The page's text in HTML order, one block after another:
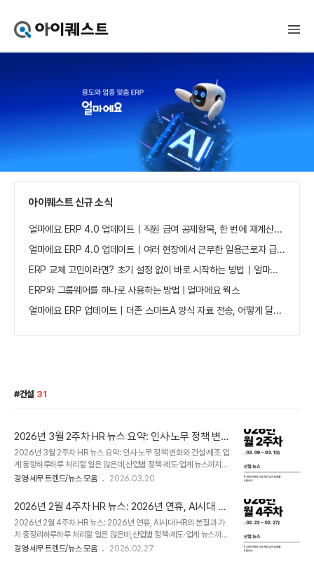
퀘
얼
마
가
기
아이퀘스트 신규 소식
얼마에요 ERP 4.0 업데이트｜직원 급여 공제항목, 한 번에 재계산하세요
얼마에요 ERP 4.0 업데이트｜여러 현장에서 근무한 일용근로자 급여, 현장별로 선택 수집하세요
ERP 교체 고민이라면? 초기 설정 없이 바로 시작하는 방법｜얼마에요 ERP
ERP와 그룹웨어를 하나로 사용하는 방법 | 얼마에요 웍스
얼마에요 ERP 업데이트｜더존 스마트A 양식 자료 전송, 어떻게 달라졌나요?
건설 31
2026년 3월 2주차 HR 뉴스 요약: 인사·노무 정책 변화
와 건설·제조 업계 동향
2026년 3월 2주차 HR 뉴스 요약: 인사·노무 정책 변화와 건설·제조 업
계 동향하루하루 처리할 일은 많은데,산업별 정책·제도·업계 뉴스까지모
두 챙기기 쉽지 않으시죠.​그래서 매주 금요일,실무에 필요한 이슈만 정리
이슈,지금부터 간단히 살펴보겠습니다. 1. HR·인사/노무 주요 뉴스 (26.
03. 09 ~ 03. 13 기준) NO.기사 제목언론사1노란봉투 열린다 … 하청
직접고용 요구에 勞勞갈등 커질듯매일경제2야근 후 지하철 끊겨 택시
타요…교통비 청구되나요?[직장인 완생]뉴시스3직장인 절반 “급여 등
노동 소득으로 생계 유지와 미래 대비 불가능”디지털타임스452시간제
경영·세무 트렌드/뉴스 모음 2026.03.20
2026년 2월 4주차 HR 뉴스: 2026년 연휴, AI시대 HR
의 본질과 가치 총정리
2026년 2월 4주차 HR 뉴스: 2026년 연휴, AI시대 HR의 본질과 가
치 총정리하루하루 처리할 일은 많은데,산업별 정책·제도·업계 뉴스까지
모두 챙기기 쉽지 않으시죠.​그래서 매주 금요일,실무에 필요한 이슈만 정
경영·세무 트렌드/뉴스 모음 2026.02.27